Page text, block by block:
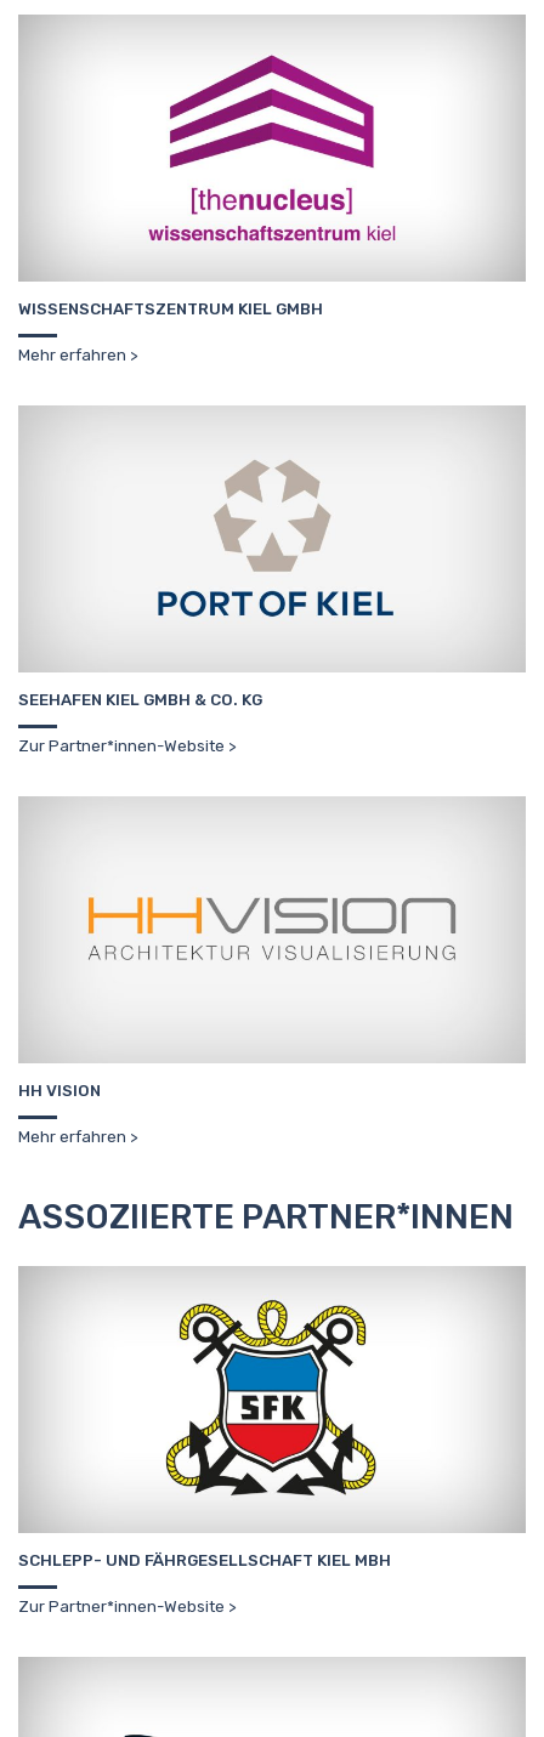
WISSENSCHAFTSZENTRUM KIEL GMBH
Mehr erfahren
SEEHAFEN KIEL GMBH & CO. KG
Zur Partner*innen-Website
HH VISION
Mehr erfahren
ASSOZIIERTE PARTNER*INNEN
SCHLEPP- UND FÄHRGESELLSCHAFT KIEL MBH
Zur Partner*innen-Website